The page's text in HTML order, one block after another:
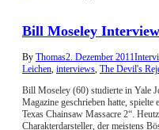
Bill Moseley Interview
By Thomas2. Dezember 2011
Leichen, interviews, The Devil's
Bill Moseley (60) studierte in Yale
Magazine geschrieben hatte, spielte
Texas Chainsaw Massacre 2“.
Charakterdarsteller, der meistens